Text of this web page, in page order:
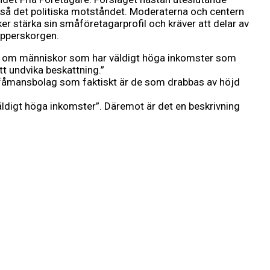
det politiska motståndet. Moderaterna och centern
stärka sin småföretagarprofil och kräver att delar av
människor som har väldigt höga inkomster som
beskattning.”
som faktiskt är de som drabbas av höjd
höga inkomster”. Däremot är det en beskrivning